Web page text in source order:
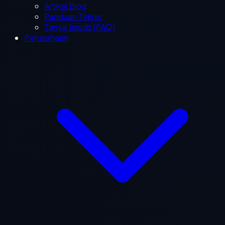
Artikel Blog
Panduan Teknis
Tanya Jawab (FAQ)
Perusahaan